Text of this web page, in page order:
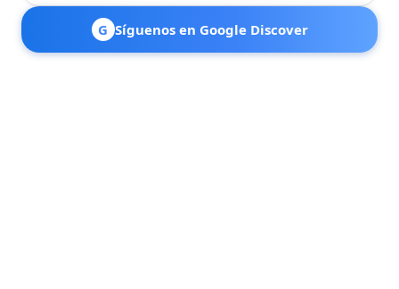
G Síguenos en Google Discover